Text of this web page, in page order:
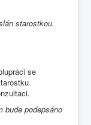
starostkou.
se
bude podepsáno